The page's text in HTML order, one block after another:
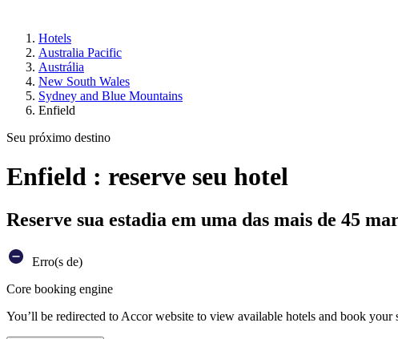
Hotels
Australia Pacific
Austrália
New South Wales
Sydney and Blue Mountains
Enfield
Seu próximo destino
Enfield : reserve seu hotel
Reserve sua estadia em uma das mais de 45
Erro(s de)
Core booking engine
You’ll be redirected to Accor website to view available hotels and book your